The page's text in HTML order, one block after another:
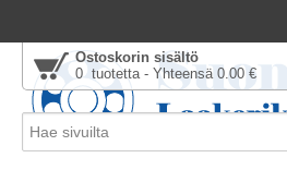
Ostoskorin sisältö
0 tuotetta - Yhteensä 0.00 €